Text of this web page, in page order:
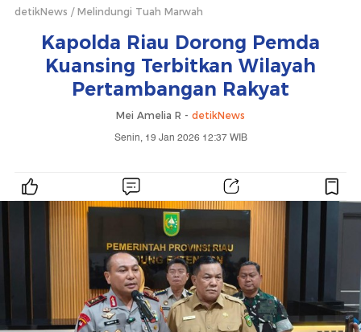
detikNews Melindungi Tuah Marwah
Kapolda Riau Dorong Pemda
Kuansing Terbitkan Wilayah
Pertambangan Rakyat
Mei Amelia R - detikNews
Senin, 19 Jan 2026 12:37 WIB